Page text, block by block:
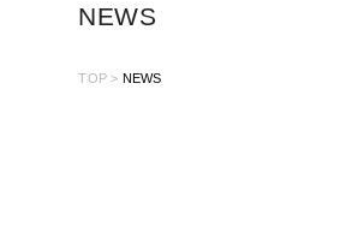
NEWS
TOP NEWS